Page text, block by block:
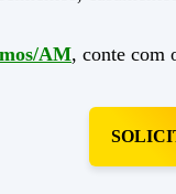
AM, conte com